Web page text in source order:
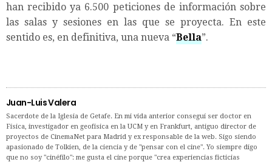
han recibido ya 6.500 peticiones de información sobre
las salas y sesiones en las que se proyecta. En este
sentido es, en definitiva, una nueva “Bella”.
Juan-Luis Valera
Sacerdote de la Iglesia de Getafe. En mi vida anterior conseguí ser doctor en
Física, investigador en geofísica en la UCM y en Frankfurt, antiguo director de
proyectos de CinemaNet para Madrid y ex responsable de la web. Sigo siendo
apasionado de Tolkien, de la ciencia y de "pensar con el cine". Yo siempre digo
que no soy "cinéfilo": me gusta el cine porque "crea experiencias ficticias